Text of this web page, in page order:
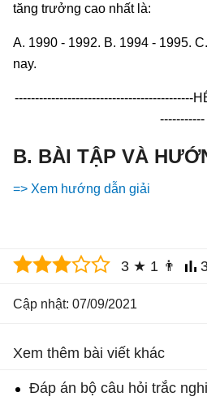
tăng trưởng cao nhất là:
A. 1990 - 1992. B. 1994 - 1995.
nay.
--------------------------------------------
-----------
B. BÀI TẬP VÀ
=> Xem hướng dẫn giải
3 ★ 1 👨
Cập nhật: 07/09/2021
Xem thêm bài viết khác
Đáp án bộ câu hỏi trắc